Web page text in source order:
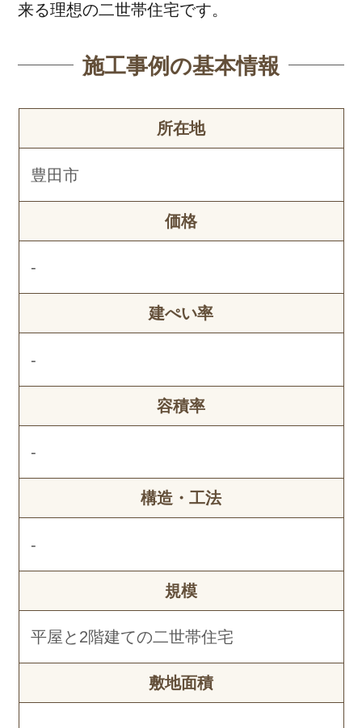
来る理想の二世帯住宅です。
施工事例の基本情報
所在地
豊田市
価格
-
建ぺい率
-
容積率
-
構造・工法
-
規模
平屋と2階建ての二世帯住宅
敷地面積